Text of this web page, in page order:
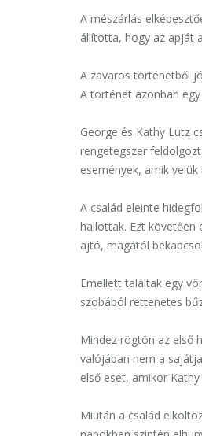
A mészárlás
állította, hogy az apját
A zavaros történetből
A történet azonban
George és Kathy Lutz
rengetegszer
események, amik
A család eleinte
hallottak. Ezt követően
ajtó, magától
Emellett találtak egy
szobából rettenetes
Mindez rögtön az első
valójában nem a
első eset, amikor
Miután a család